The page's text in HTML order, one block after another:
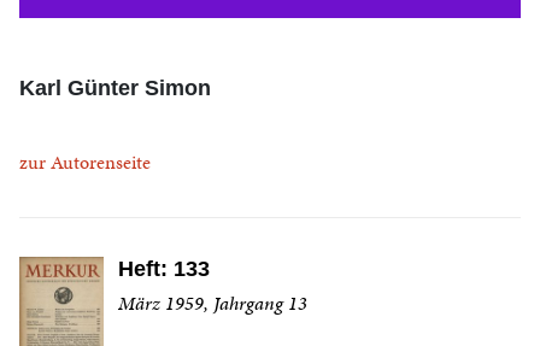
Karl Günter Simon
zur Autorenseite
Heft: 133
März 1959, Jahrgang 13